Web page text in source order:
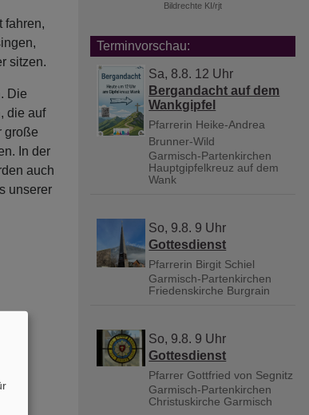
fahren,
sitzen.
Die
die auf
große
In der
auch
unserer
Bildrechte KI/rjt
Terminvorschau:
Sa, 8.8. 12 Uhr
Bergandacht auf dem
Wankgipfel
Pfarrerin Heike-Andrea
Brunner-Wild
Garmisch-Partenkirchen
Hauptgipfelkreuz auf dem
Wank
So, 9.8. 9 Uhr
Gottesdienst
Pfarrerin Birgit Schiel
Garmisch-Partenkirchen
Friedenskirche Burgrain
So, 9.8. 9 Uhr
Gottesdienst
Pfarrer Gottfried von Segnitz
Garmisch-Partenkirchen
Christuskirche Garmisch